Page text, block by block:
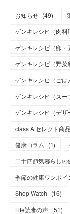
お知らせ (49)
ゲンキレシピ（肉料
ゲンキレシピ（卵・
ゲンキレシピ（野菜
ゲンキレシピ（ごは
ゲンキレシピ（スー
ゲンキレシピ（デザ
class A セレクト商品
健康コラム (1)
二十四節気暮らしの
季節の健康ワンポイ
Shop Watch (16)
Life読者の声 (51)